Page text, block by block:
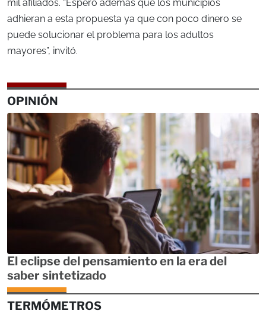
mil afiliados. “Espero además que los municipios
adhieran a esta propuesta ya que con poco dinero se
puede solucionar el problema para los adultos
mayores”, invitó.
OPINIÓN
El eclipse del pensamiento en la era del
saber sintetizado
TERMÓMETROS